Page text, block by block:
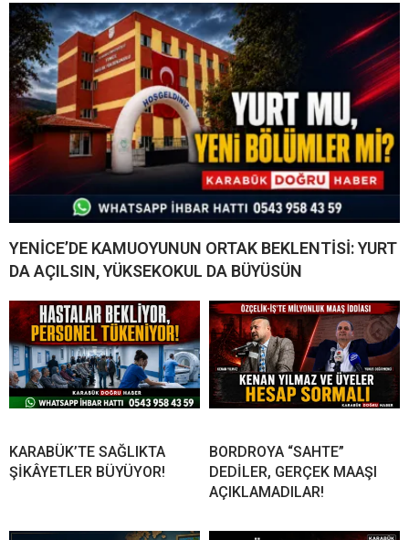
YENİCE’DE KAMUOYUNUN ORTAK BEKLENTİSİ: YURT
DA AÇILSIN, YÜKSEKOKUL DA BÜYÜSÜN
KARABÜK’TE SAĞLIKTA
ŞİKÂYETLER BÜYÜYOR!
BORDROYA “SAHTE”
DEDİLER, GERÇEK MAAŞI
AÇIKLAMADILAR!